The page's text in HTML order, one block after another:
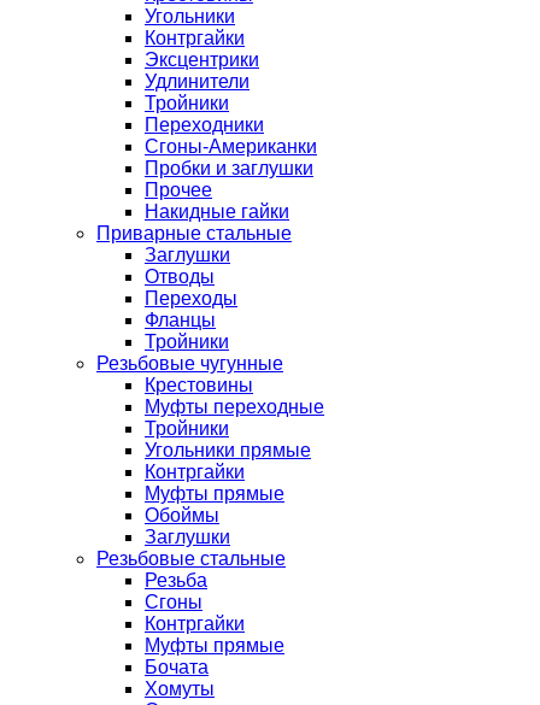
Угольники
Контргайки
Эксцентрики
Удлинители
Тройники
Переходники
Сгоны-Американки
Пробки и заглушки
Прочее
Накидные гайки
Приварные стальные
Заглушки
Отводы
Переходы
Фланцы
Тройники
Резьбовые чугунные
Крестовины
Муфты переходные
Тройники
Угольники прямые
Контргайки
Муфты прямые
Обоймы
Заглушки
Резьбовые стальные
Резьба
Сгоны
Контргайки
Муфты прямые
Бочата
Хомуты